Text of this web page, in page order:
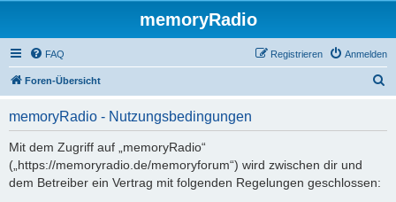
memoryRadio
FAQ Anmelden
Registrieren
Foren-Übersicht
memoryRadio - Nutzungsbedingungen
Mit dem Zugriff auf „memoryRadio“
(„https://memoryradio.de/memoryforum“) wird zwischen dir und
dem Betreiber ein Vertrag mit folgenden Regelungen geschlossen: